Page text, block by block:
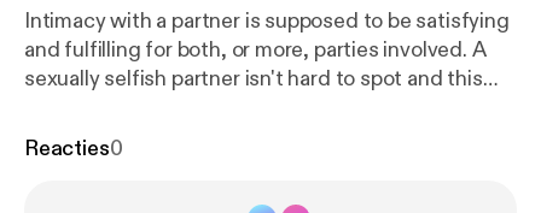
Intimacy with a partner is supposed to be satisfying
and fulfilling for both, or more, parties involved. A
sexually selfish partner isn't hard to spot and this
Reacties0